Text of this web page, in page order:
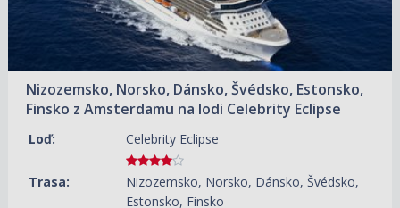
Nizozemsko, Norsko, Dánsko, Švédsko, Estonsko,
Finsko z Amsterdamu na lodi Celebrity Eclipse
Loď: Celebrity Eclipse
Trasa:
Nizozemsko, Norsko, Dánsko, Švédsko,
Estonsko, Finsko